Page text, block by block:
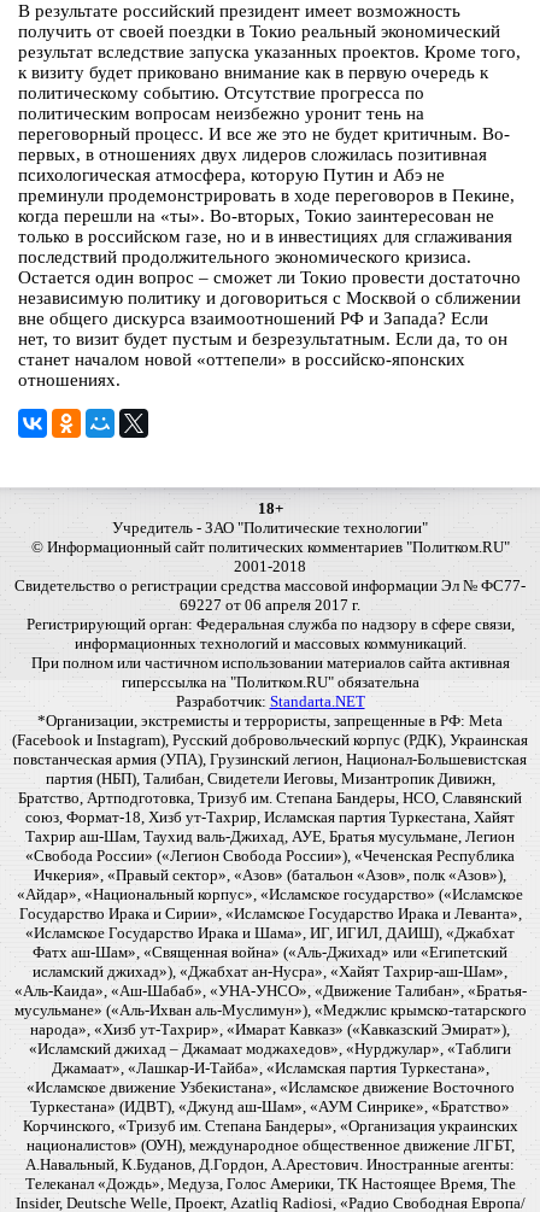
В результате российский президент имеет возможность
получить от своей поездки в Токио реальный экономический
результат вследствие запуска указанных проектов. Кроме того,
к визиту будет приковано внимание как в первую очередь к
политическому событию. Отсутствие прогресса по
политическим вопросам неизбежно уронит тень на
переговорный процесс. И все же это не будет критичным. Во-
первых, в отношениях двух лидеров сложилась позитивная
психологическая атмосфера, которую Путин и Абэ не
преминули продемонстрировать в ходе переговоров в Пекине,
когда перешли на «ты». Во-вторых, Токио заинтересован не
только в российском газе, но и в инвестициях для сглаживания
последствий продолжительного экономического кризиса.
Остается один вопрос – сможет ли Токио провести достаточно
независимую политику и договориться с Москвой о сближении
вне общего дискурса взаимоотношений РФ и Запада? Если
нет, то визит будет пустым и безрезультатным. Если да, то он
станет началом новой «оттепели» в российско-японских
отношениях.
18+
Учредитель - ЗАО "Политические технологии"
© Информационный сайт политических комментариев "Политком.RU"
2001-2018
Свидетельство о регистрации средства массовой информации Эл № ФС77-
69227 от 06 апреля 2017 г.
Регистрирующий орган: Федеральная служба по надзору в сфере связи,
информационных технологий и массовых коммуникаций.
При полном или частичном использовании материалов сайта активная
гиперссылка на "Политком.RU" обязательна
Разработчик: Standarta.NET
*Организации, экстремисты и террористы, запрещенные в РФ: Meta
(Facebook и Instagram), Русский добровольческий корпус (РДК), Украинская
повстанческая армия (УПА), Грузинский легион, Национал-Большевистская
партия (НБП), Талибан, Свидетели Иеговы, Мизантропик Дивижн,
Братство, Артподготовка, Тризуб им. Степана Бандеры, НСО, Славянский
союз, Формат-18, Хизб ут-Тахрир, Исламская партия Туркестана, Хайят
Тахрир аш-Шам, Таухид валь-Джихад, АУЕ, Братья мусульмане, Легион
«Свобода России» («Легион Свобода России»), «Чеченская Республика
Ичкерия», «Правый сектор», «Азов» (батальон «Азов», полк «Азов»),
«Айдар», «Национальный корпус», «Исламское государство» («Исламское
Государство Ирака и Сирии», «Исламское Государство Ирака и Леванта»,
«Исламское Государство Ирака и Шама», ИГ, ИГИЛ, ДАИШ), «Джабхат
Фатх аш-Шам», «Священная война» («Аль-Джихад» или «Египетский
исламский джихад»), «Джабхат ан-Нусра», «Хайят Тахрир-аш-Шам»,
«Аль-Каида», «Аш-Шабаб», «УНА-УНСО», «Движение Талибан», «Братья-
мусульмане» («Аль-Ихван аль-Муслимун»), «Меджлис крымско-татарского
народа», «Хизб ут-Тахрир», «Имарат Кавказ» («Кавказский Эмират»),
«Исламский джихад – Джамаат моджахедов», «Нурджулар», «Таблиги
Джамаат», «Лашкар-И-Тайба», «Исламская партия Туркестана»,
«Исламское движение Узбекистана», «Исламское движение Восточного
Туркестана» (ИДВТ), «Джунд аш-Шам», «АУМ Синрике», «Братство»
Корчинского, «Тризуб им. Степана Бандеры», «Организация украинских
националистов» (ОУН), международное общественное движение ЛГБТ,
А.Навальный, К.Буданов, Д.Гордон, А.Арестович. Иностранные агенты:
Телеканал «Дождь», Медуза, Голос Америки, ТК Настоящее Время, The
Insider, Deutsche Welle, Проект, Azatliq Radiosi, «Радио Свободная Европа/